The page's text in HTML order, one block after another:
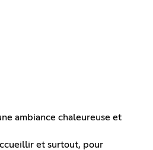
ambiance chaleureuse et
et surtout, pour